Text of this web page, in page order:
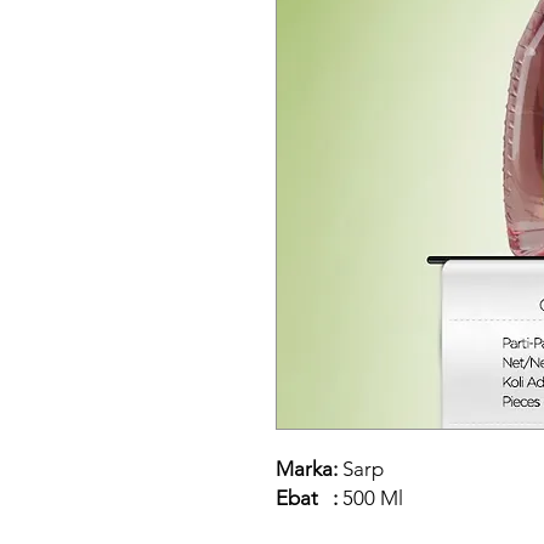
Marka: Sarp
Ebat : 500 Ml